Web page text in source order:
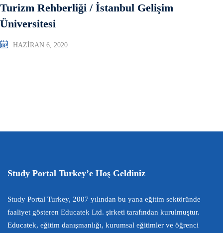
Turizm Rehberliği / İstanbul Gelişim
Üniversitesi
HAZIRAN 6, 2020
Study Portal Turkey’e Hoş Geldiniz
Study Portal Turkey, 2007 yılından bu yana eğitim sektöründe
faaliyet gösteren Educatek Ltd. şirketi tarafından kurulmuştur.
Educatek, eğitim danışmanlığı, kurumsal eğitimler ve öğrenci